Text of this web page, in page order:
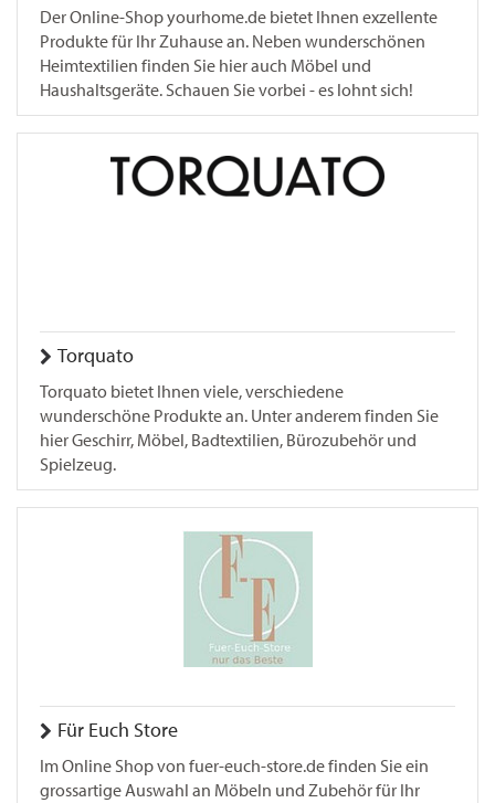
Der Online-Shop yourhome.de bietet Ihnen exzellente
Produkte für Ihr Zuhause an. Neben wunderschönen
Heimtextilien finden Sie hier auch Möbel und
Haushaltsgeräte. Schauen Sie vorbei - es lohnt sich!
Torquato
Torquato bietet Ihnen viele, verschiedene
wunderschöne Produkte an. Unter anderem finden Sie
hier Geschirr, Möbel, Badtextilien, Bürozubehör und
Spielzeug.
Für Euch Store
Im Online Shop von fuer-euch-store.de finden Sie ein
grossartige Auswahl an Möbeln und Zubehör für Ihr